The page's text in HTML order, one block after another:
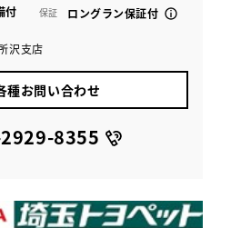
付 保証 ロングラン保証付
沢支店
種お問い合わせ
8355